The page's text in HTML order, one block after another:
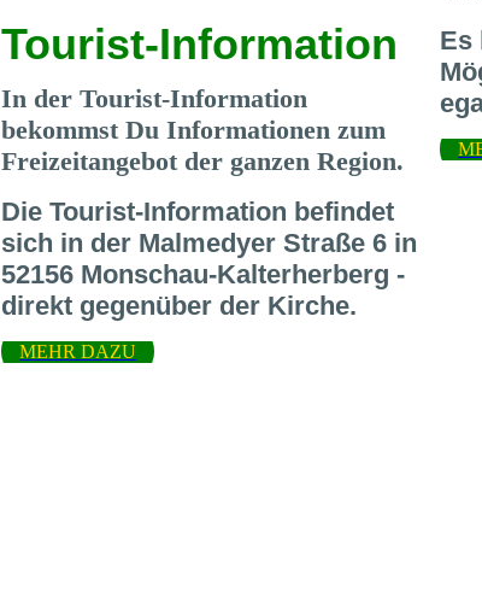
Tourist-Information
In der Tourist-Information
bekommst Du Informationen zum
Freizeitangebot der ganzen Region.
Die Tourist-Information befindet
sich in der Malmedyer Straße 6 in
52156 Monschau-Kalterherberg -
direkt gegenüber der Kirche.
MEHR DAZU
Es